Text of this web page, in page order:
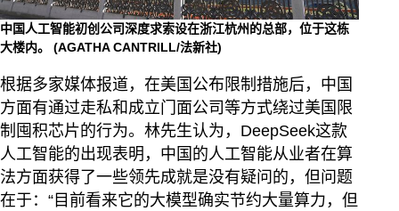
中国人工智能初创公司深度求索设在浙江杭州的总部，位于这栋
大楼内。 (AGATHA CANTRILL/法新社)
根据多家媒体报道，在美国公布限制措施后，中国
方面有通过走私和成立门面公司等方式绕过美国限
制囤积芯片的行为。林先生认为，DeepSeek这款
人工智能的出现表明，中国的人工智能从业者在算
法方面获得了一些领先成就是没有疑问的，但问题
在于：“目前看来它的大模型确实节约大量算力，但